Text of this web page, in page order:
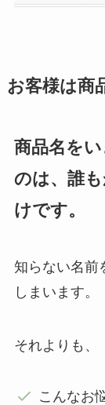
お客様は商
商品名を
のは、誰
けです。
知らない名前
しまいます。
それよりも、
こんなお